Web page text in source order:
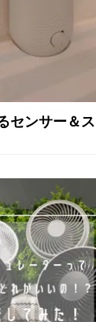
センサー＆